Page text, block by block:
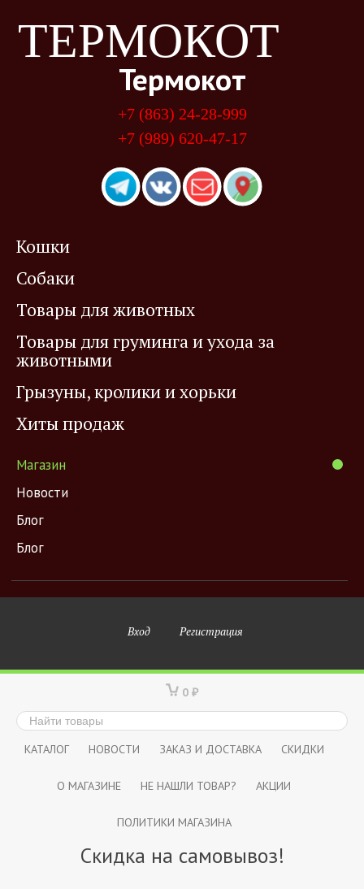
ТЕРМОКОТ
Термокот
+7 (863) 24-28-999
+7 (989) 620-47-17
Кошки
Собаки
Товары для животных
Товары для груминга и ухода за
животными
Грызуны, кролики и хорьки
Хиты продаж
Магазин
Новости
Блог
Блог
Вход Регистрация
0 ₽
КАТАЛОГ НОВОСТИ ЗАКАЗ И ДОСТАВКА СКИДКИ
О МАГАЗИНЕ НЕ НАШЛИ ТОВАР? АКЦИИ
ПОЛИТИКИ МАГАЗИНА
Скидка на самовывоз!